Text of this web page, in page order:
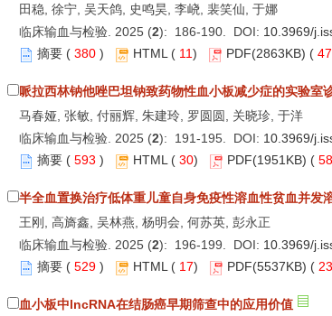
田稳, 徐宁, 吴天鸽, 史鸣昊, 李峣, 裴笑仙, 于娜
临床输血与检验. 2025 (2): 186-190. DOI: 10.3969/
摘要(380 ) HTML(11) PDF(2863KB) (
哌拉西林钠他唑巴坦钠致药物性血小板减少症的实验室
马春娅, 张敏, 付丽辉, 朱建玲, 罗圆圆, 关晓珍, 于洋
临床输血与检验. 2025 (2): 191-195. DOI: 10.3969/
摘要(593 ) HTML(30) PDF(1951KB) (
半全血置换治疗低体重儿童自身免疫性溶血性贫血并发
王刚, 高旖鑫, 吴林燕, 杨明会, 何苏英, 彭永正
临床输血与检验. 2025 (2): 196-199. DOI: 10.3969/
摘要(529 ) HTML(17) PDF(5537KB) (
血小板中lncRNA在结肠癌早期筛查中的应用价值